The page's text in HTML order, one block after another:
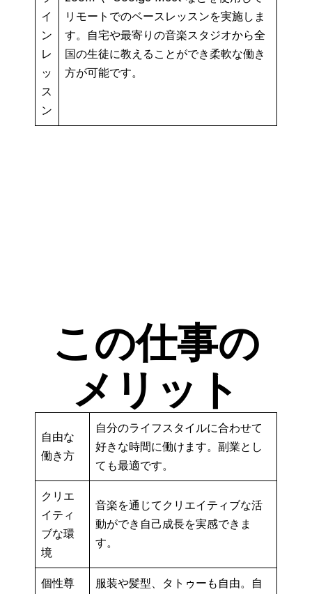
イ
ン
レ
ッ
ス
ン
リモートでのベースレッスンを実施しま
す。自宅や最寄りの音楽スタジオから全
国の生徒に教えることができ柔軟な働き
方が可能です。
この仕事の
メリット
自由な
働き方
自分のライフスタイルに合わせて
好きな時間に働けます。副業とし
ても最適です。
クリエ
イティ
ブな環
境
音楽を通じてクリエイティブな活
動ができ自己成長を実感できま
す。
個性尊
服装や髪型、タトゥーも自由。自